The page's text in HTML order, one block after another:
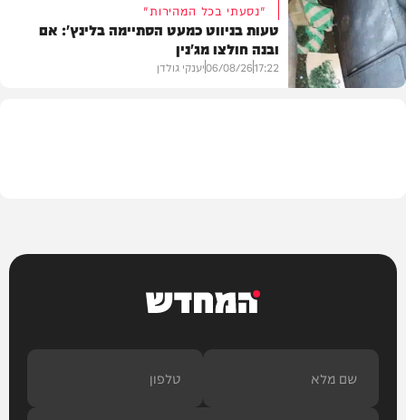
צבא וביטחון
"נסעתי בכל המהירות"
טעות בניווט כמעט הסתיימה בלינץ': אם
ובנה חולצו מג'נין
17:22
06/08/26יענקי גולדן
המחדש